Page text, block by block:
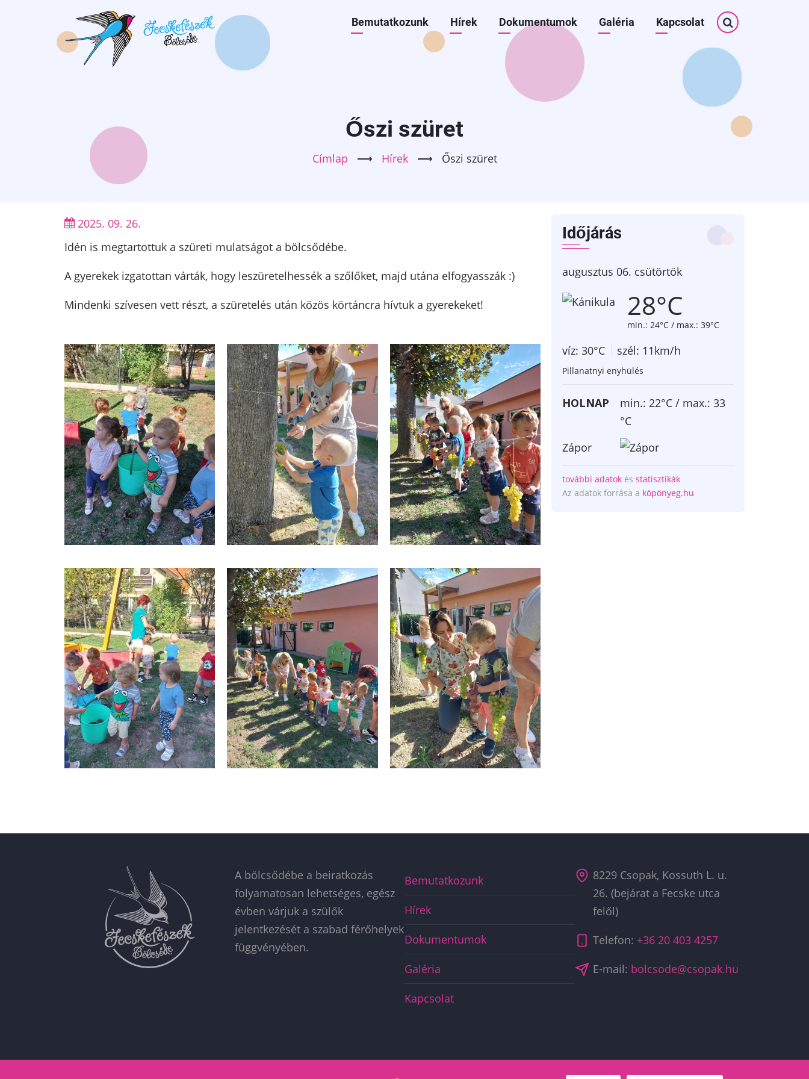
Főmenü
Bemutatkozunk Hírek Dokumentumok Galéria Kapcsolat Keresés
Őszi szüret
Címlap ⟶ Hírek ⟶ Őszi szüret
2025. 09. 26.
Idén is megtartottuk a szüreti mulatságot a bölcsődébe.
A gyerekek izgatottan várták, hogy leszüretelhessék a szőlőket, majd utána elfogyasszák :)
Mindenki szívesen vett részt, a szüretelés után közös körtáncra hívtuk a gyerekeket!
Időjárás
augusztus 06. csütörtök
28°C
min.: 24°C / max.: 39°C
víz: 30°C szél: 11km/h
Pillanatnyi enyhülés
HOLNAP
min.: 22°C / max.: 33
°C
Zápor
további adatok és statisztikák
Az adatok forrása a köpönyeg.hu
A bölcsődébe a beiratkozás
folyamatosan lehetséges, egész
évben várjuk a szülők
jelentkezését a szabad férőhelyek
függvényében.
Főmenü
BÖLCSŐDE
Bemutatkozunk
Hírek
Dokumentumok
Galéria
Kapcsolat
8229 Csopak, Kossuth L. u.
26. (bejárat a Fecske utca
felől)
Telefon: +36 20 403 4257
E-mail: bolcsode@csopak.hu